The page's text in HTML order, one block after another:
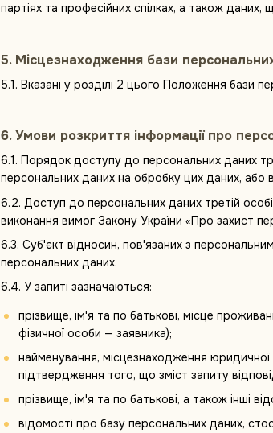
партіях та професійних спілках, а також
5. Місцезнаходження бази
5.1. Вказані у розділі 2 цього Положення бази
6. Умови розкриття інформації про
6.1. Порядок доступу до персональних даних
персональних даних на обробку цих даних, або
6.2. Доступ до персональних даних третій
виконання вимог Закону України «Про захист
6.3. Суб'єкт відносин, пов'язаних з
персональних даних.
6.4. У запиті зазначаються:
прізвище, ім'я та по батькові, місце
фізичної особи — заявника);
найменування, місцезнаходження юридичної
підтвердження того, що зміст запиту
прізвище, ім'я та по батькові, а також інші
відомості про базу персональних даних,